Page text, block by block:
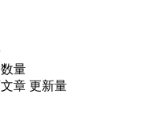
量
章 更新量